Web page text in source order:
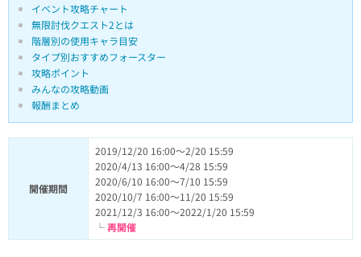
イベント攻略チャート
無限討伐クエスト2とは
階層別の使用キャラ目安
タイプ別おすすめフォースター
攻略ポイント
みんなの攻略動画
報酬まとめ
開催期間
2019/12/20 16:00～2/20 15:59
2020/4/13 16:00〜4/28 15:59
2020/6/10 16:00〜7/10 15:59
2020/10/7 16:00〜11/20 15:59
2021/12/3 16:00～2022/1/20 15:59
└再開催